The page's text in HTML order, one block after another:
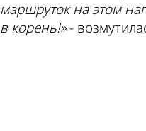
маршруток на этом
в корень!»-